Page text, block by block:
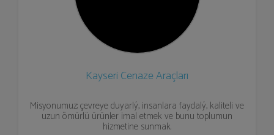
Kayseri Cenaze Araçları
Misyonumuz; çevreye duyarlý, insanlara faydalý, kaliteli ve
uzun ömürlü ürünler imal etmek ve bunu toplumun
hizmetine sunmak.